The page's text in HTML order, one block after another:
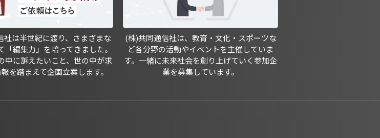
社は半世紀に渡り、さまざまな
「編集力」を培ってきました。
中に訴えたいこと、世の中が求
を踏まえて企画立案します。
(株)共同通信社は、教育・文化・スポーツな
ど各分野の活動やイベントを主催していま
す。一緒に未来社会を創り上げていく参加企
業を募集しています。